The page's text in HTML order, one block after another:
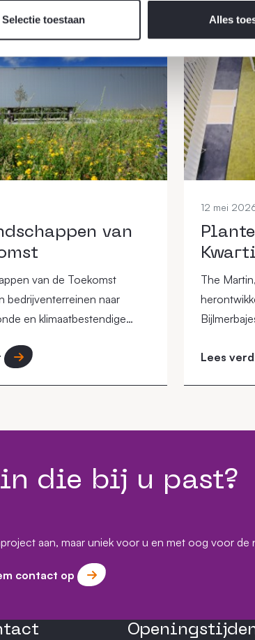
Selectie toestaan Alles
van
van de Toekomst
bedrijventerreinen naar
en klimaatbestendige
12 mei
The
"groene
Lees
die bij u past?
aan, maar uniek voor u en met oog voor de
contact op